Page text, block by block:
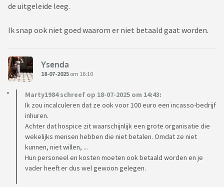
de uitgeleide leeg.
Ik snap ook niet goed waarom er niet betaald gaat worden.
Ysenda
18-07-2025 om 16:10
Marty1984 schreef op 18-07-2025 om 14:43:
Ik zou incalculeren dat ze ook voor 100 euro een incasso-bedrijf
inhuren.
Achter dat hospice zit waarschijnlijk een grote organisatie die
wekelijks mensen hebben die niet betalen. Omdat ze niet
kunnen, niet willen, ...
Hun personeel en kosten moeten ook betaald worden en je
vader heeft er dus wel gewoon gelegen.